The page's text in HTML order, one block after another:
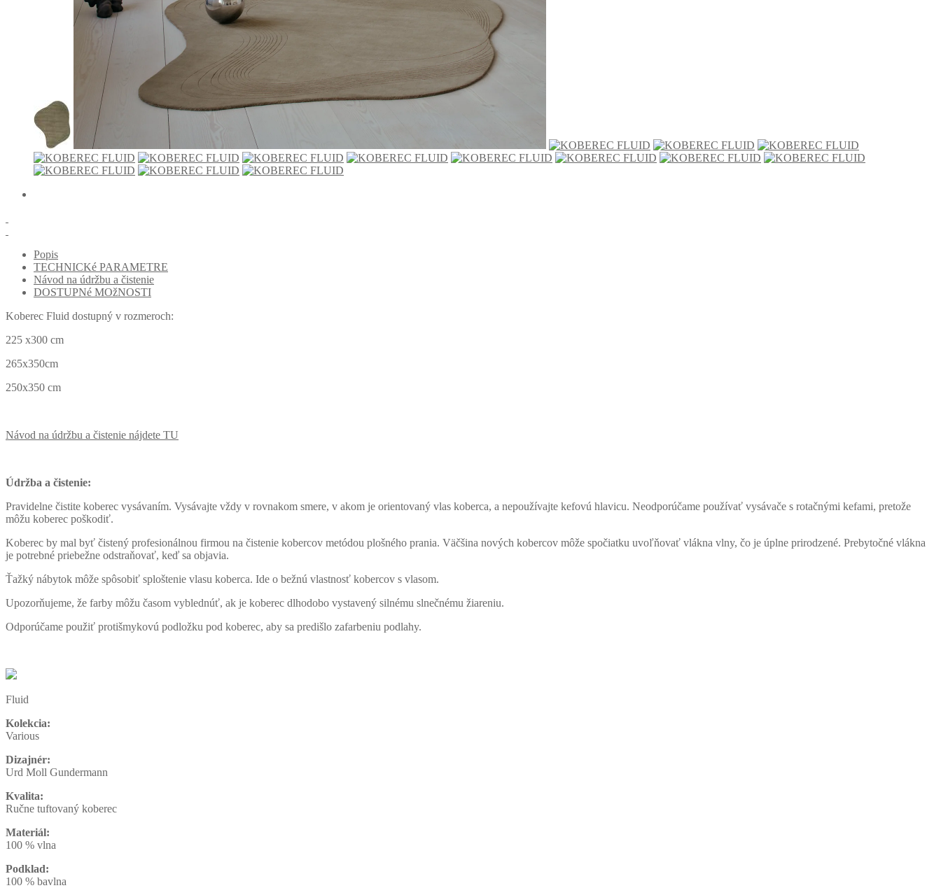
Popis
TECHNICKé PARAMETRE
Návod na údržbu a čistenie
DOSTUPNé MOžNOSTI
Koberec Fluid dostupný v rozmeroch:
225 x300 cm
265x350cm
250x350 cm
Návod na údržbu a čistenie nájdete TU
Údržba a čistenie:
Pravidelne čistite koberec vysávaním. Vysávajte vždy v rovnakom smere, v akom je orientovaný vlas koberca, a nepoužívajte kefovú hlavicu. Neodporúčame používať vysávače s rotačnými kefami, pretože
môžu koberec poškodiť.
Koberec by mal byť čistený profesionálnou firmou na čistenie kobercov metódou plošného prania. Väčšina nových kobercov môže spočiatku uvoľňovať vlákna vlny, čo je úplne prirodzené. Prebytočné vlákna
je potrebné priebežne odstraňovať, keď sa objavia.
Ťažký nábytok môže spôsobiť sploštenie vlasu koberca. Ide o bežnú vlastnosť kobercov s vlasom.
Upozorňujeme, že farby môžu časom vyblednúť, ak je koberec dlhodobo vystavený silnému slnečnému žiareniu.
Odporúčame použiť protišmykovú podložku pod koberec, aby sa predišlo zafarbeniu podlahy.
Fluid
Kolekcia:
Various
Dizajnér:
Urd Moll Gundermann
Kvalita:
Ručne tuftovaný koberec
Materiál:
100 % vlna
Podklad:
100 % bavlna